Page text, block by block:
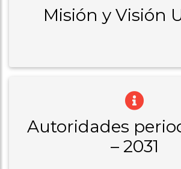
Misión y Visión
Autoridades
– 2031